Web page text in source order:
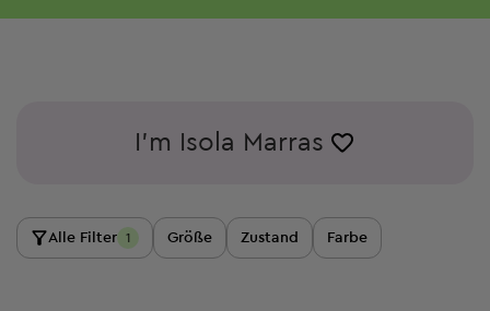
I'm Isola Marras
Alle Filter 1 Größe Zustand Farbe